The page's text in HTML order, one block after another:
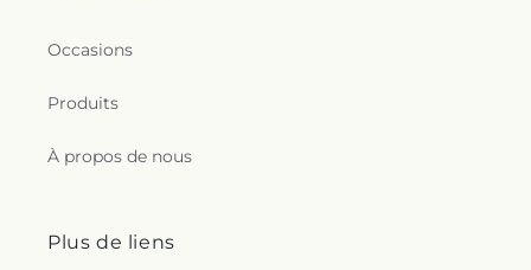
Occasions
Produits
À propos de nous
Plus de liens